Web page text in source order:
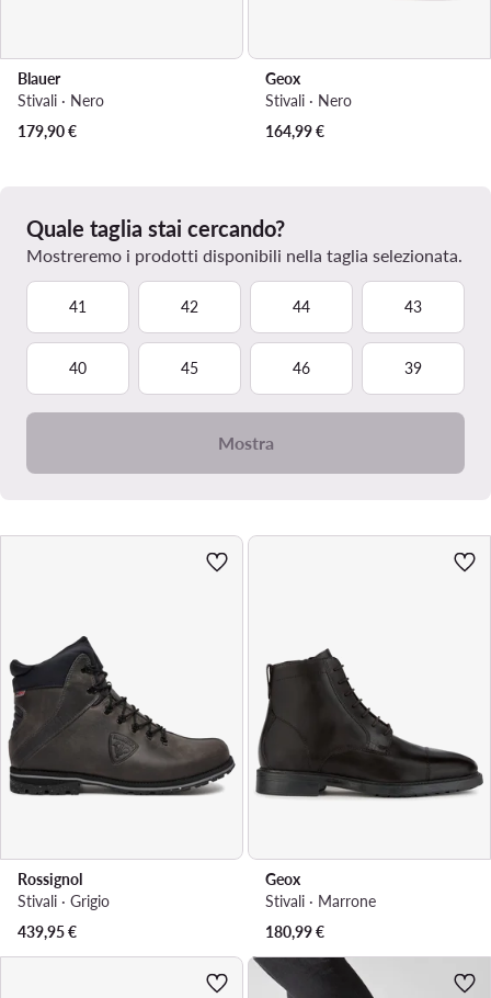
Blauer
Stivali · Nero
179,90€
Geox
Stivali · Nero
164,99€
Quale taglia stai cercando?
Mostreremo i prodotti disponibili nella taglia selezionata.
41 42 44 43
40 45 46 39
Mostra
Rossignol
Stivali · Grigio
439,95€
Geox
Stivali · Marrone
180,99€